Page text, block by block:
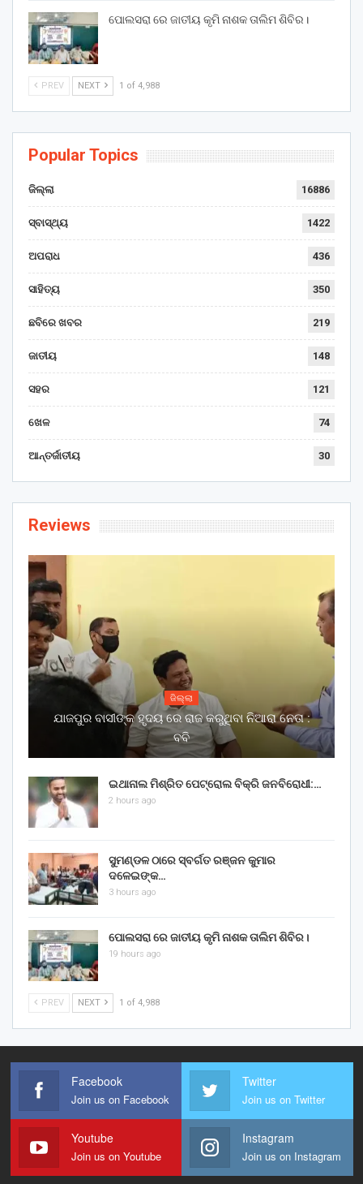
ପୋଲସରା ରେ ଜାତୀୟ କୃମି ନାଶକ ତାଲିମ ଶିବିର।
PREV NEXT 1 of 4,988
Popular Topics
ଜିଲ୍ଲା 16886
ସ୍ବାସ୍ଥ୍ୟ 1422
ଅପରାଧ 436
ସାହିତ୍ୟ 350
ଛବିରେ ଖବର 219
ଜାତୀୟ 148
ସହର 121
ଖେଳ 74
ଆନ୍ତର୍ଜାତୀୟ 30
Reviews
ଜିଲ୍ଲା
ଯାଜପୁର ବାସୀଙ୍କ ହୃଦୟ ରେ ରାଜ କରୁଥିବା ନିଆରା ନେତା :
ବବି
ଇଥାନାଲ ମିଶ୍ରିତ ପେଟ୍ରୋଲ ବିକ୍ରି ଜନବିରୋଧୀ:…
2 hours ago
ସୁମଣ୍ଡଳ ଠାରେ ସ୍ବର୍ଗତ ରଞ୍ଜନ କୁମାର
ଦଳେଇଙ୍କ…
3 hours ago
ପୋଲସରା ରେ ଜାତୀୟ କୃମି ନାଶକ ତାଲିମ ଶିବିର।
19 hours ago
PREV NEXT 1 of 4,988
Facebook
Join us on Facebook
Twitter
Join us on Twitter
Youtube
Join us on Youtube
Instagram
Join us on Instagram